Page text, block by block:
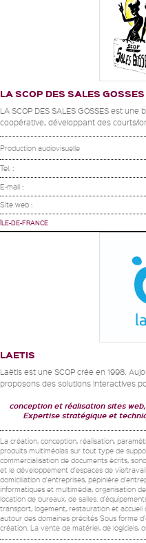
LA SCOP DES SALES GOSSES
LA SCOP DES SALES GOSSES est
coopérative, développant des courts/
Production audiovisuelle
Tel. :
E-mail :
Site web :
ÎLE-DE-FRANCE
LAETIS
Laëtis est une SCOP crée en 1998.
proposons des solutions interactives
conception et réalisation sites
Expertise stratégique et
La création, conception, réalisation,
produits multimédias sur tout type de
commercialisation de documents écrits,
et le développement d'espaces de vie/
domiciliation d'entreprises, pépinière
informatiques et multimédia, organisation
location de bureaux, de salles.
transport, logement, restauration et accueil
autour des domaines précités Sous forme
création. La vente de matériel, de logiciels,